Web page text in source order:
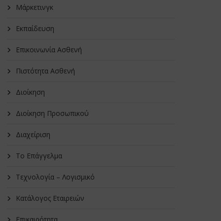
Μάρκετινγκ
Εκπαίδευση
Επικοινωνία Ασθενή
Πιστότητα Ασθενή
Διοίκηση
Διοίκηση Προσωπικού
Διαχείριση
Το Επάγγελμα
Τεχνολογία – Λογισμικό
Κατάλογος Εταιρειών